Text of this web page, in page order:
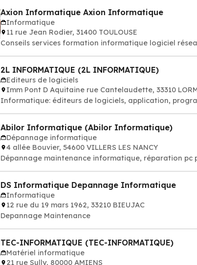
Axion Informatique Axion Informatique
Informatique
11 rue Jean Rodier, 31400 TOULOUSE
Conseils services formation informatique logiciel
2L INFORMATIQUE (2L INFORMATIQUE)
Editeurs de logiciels
Imm Pont D Aquitaine rue Cantelaudette, 33310
Informatique: éditeurs de logiciels, application,
Abilor Informatique (Abilor Informatique)
Dépannage informatique
4 allée Bouvier, 54600 VILLERS LES NANCY
Dépannage maintenance informatique, réparation
DS Informatique Depannage Informatique
Informatique
12 rue du 19 mars 1962, 33210 BIEUJAC
Depannage Maintenance
TEC-INFORMATIQUE (TEC-INFORMATIQUE)
Matériel informatique
21 rue Sully, 80000 AMIENS